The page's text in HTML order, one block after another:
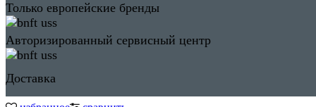
Только европейские бренды
Авторизированный сервисный центр
Доставка